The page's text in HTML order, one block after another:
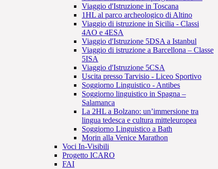
Viaggio d'Istruzione in Toscana
1HL al parco archeologico di Altino
Viaggio di istruzione in Sicilia - Classi
4AO e 4ESA
Viaggio d'Istruzione 5DSA a Istanbul
Viaggio di istruzione a Barcellona – Classe
5ISA
Viaggio d'Istruzione 5CSA
Uscita presso Tarvisio - Liceo Sportivo
Soggiorno Linguistico - Antibes
Soggiorno linguistico in Spagna –
Salamanca
La 2HL a Bolzano: un’immersione tra
lingua tedesca e cultura mitteleuropea
Soggiorno Linguistico a Bath
Morin alla Venice Marathon
Voci In-Visibili
Progetto ICARO
FAI